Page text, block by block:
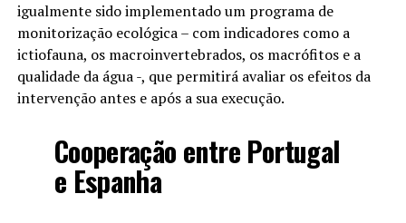
igualmente sido implementado um programa de
monitorização ecológica – com indicadores como a
ictiofauna, os macroinvertebrados, os macrófitos e a
qualidade da água -, que permitirá avaliar os efeitos da
intervenção antes e após a sua execução.
Cooperação entre Portugal
e Espanha